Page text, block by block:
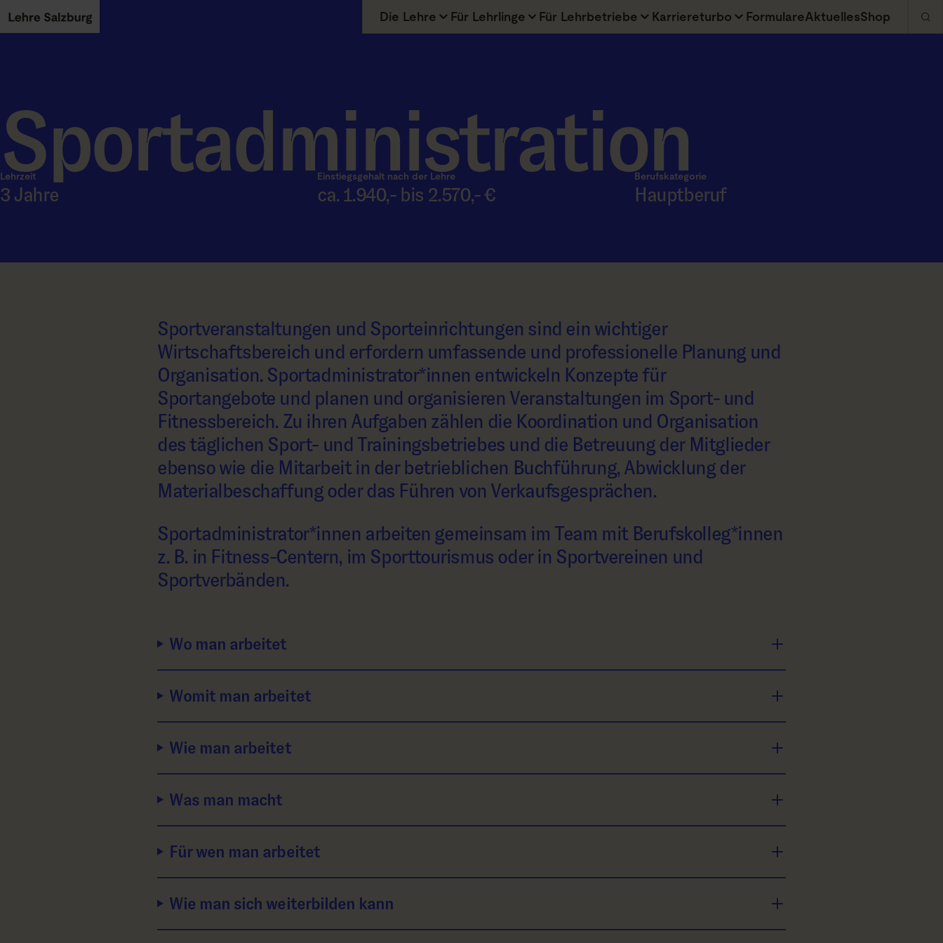
Skip to main content Die Lehre Für Lehrlinge Für Lehrbetriebe Karriereturbo FormulareAktuellesShop
Sportadministration
Lehrzeit
3 Jahre
Einstiegsgehalt nach der Lehre
ca. 1.940,- bis 2.570,- €
Berufskategorie
Hauptberuf
Sportveranstaltungen und Sporteinrichtungen sind ein wichtiger
Wirtschaftsbereich und erfordern umfassende und professionelle Planung und
Organisation. Sportadministrator*innen entwickeln Konzepte für
Sportangebote und planen und organisieren Veranstaltungen im Sport- und
Fitnessbereich. Zu ihren Aufgaben zählen die Koordination und Organisation
des täglichen Sport- und Trainingsbetriebes und die Betreuung der Mitglieder
ebenso wie die Mitarbeit in der betrieblichen Buchführung, Abwicklung der
Materialbeschaffung oder das Führen von Verkaufsgesprächen.
Sportadministrator*innen arbeiten gemeinsam im Team mit Berufskolleg*innen
z. B. in Fitness-Centern, im Sporttourismus oder in Sportvereinen und
Sportverbänden.
Wo man arbeitet
Womit man arbeitet
Wie man arbeitet
Was man macht
Für wen man arbeitet
Wie man sich weiterbilden kann